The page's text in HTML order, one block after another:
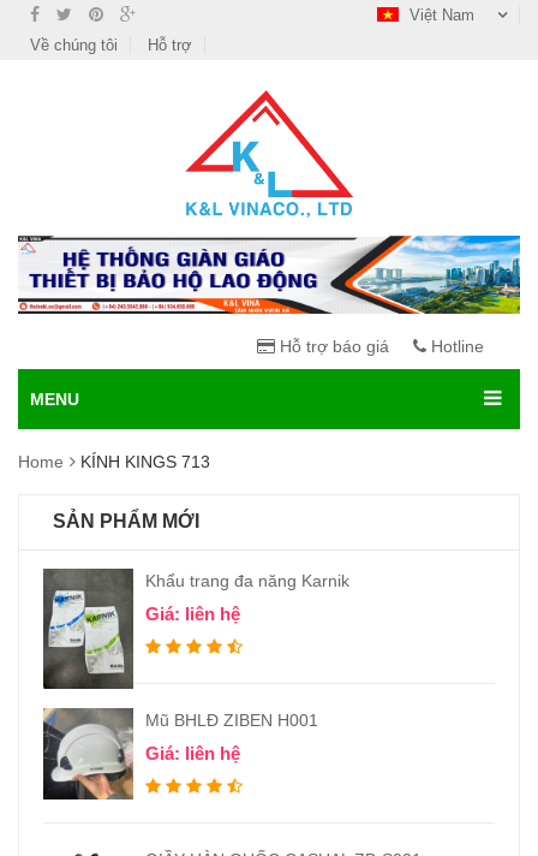
Việt Nam
Về chúng tôi
Hỗ trợ
Hỗ trợ báo giá Hotline
MENU
Home KÍNH KINGS 713
SẢN PHẨM MỚI
Khẩu trang đa năng Karnik
Giá: liên hệ
Mũ BHLĐ ZIBEN H001
Giá: liên hệ